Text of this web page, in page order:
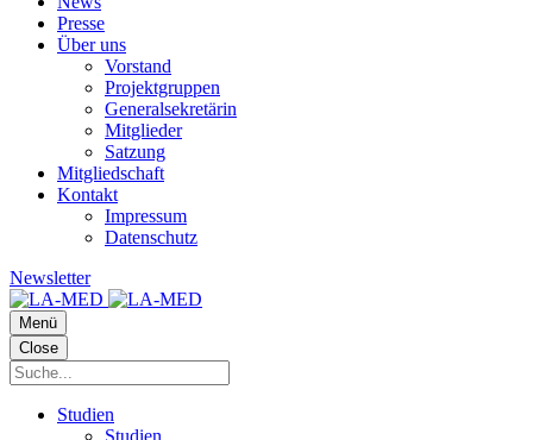
Presse
Über uns
Vorstand
Projektgruppen
Generalsekretärin
Mitglieder
Satzung
Mitgliedschaft
Kontakt
Impressum
Datenschutz
Newsletter
Menü
Close
Studien
Studien